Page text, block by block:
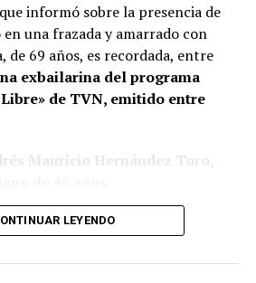
de Vélez, la alcaldesa Javiera
la Subdere ha apoyado
proyectos y que confía en
asignen nuevos recursos, aunque
evidente en comparación
por más de 200 millones de
aún no han llegado,
en su equipo municipal.
alcalde Alejandro Cárdenas
que informó sobre la presencia de
una frazada y amarrado con
de 69 años, es recordada, entre
exbailarina del programa
de TVN, emitido entre
Mauricio Hernández Toro,
voluntariamente a la Segunda
la ampliación de su
LEYENDO